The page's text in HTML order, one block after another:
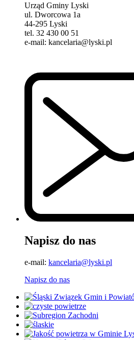
Urząd Gminy Lyski
ul. Dworcowa 1a
44-295 Lyski
tel. 32 430 00 51
e-mail: kancelaria@lyski.pl
Napisz do nas
e-mail: kancelaria@lyski.pl
Napisz do nas